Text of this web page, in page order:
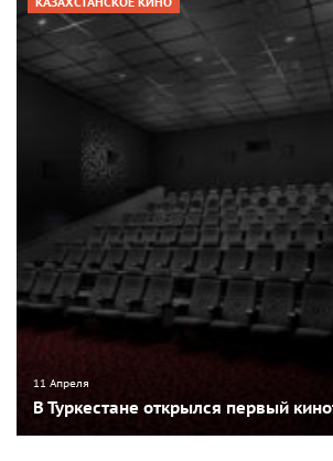
КАЗАХСТАНСКОЕ КИНО
11 Апреля
В Туркестане открылся первый